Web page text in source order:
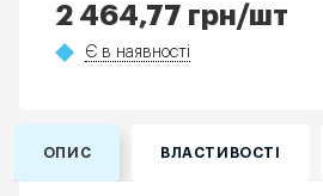
2 464,77 грн/шт
Є в наявності
ОПИС ВЛАСТИВОСТІ